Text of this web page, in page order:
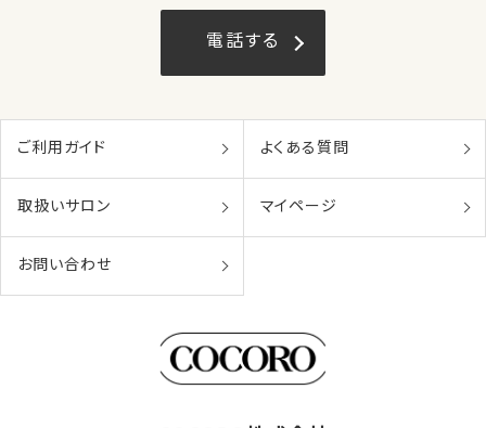
電話する
ご利用ガイド よくある質問
取扱いサロン マイページ
お問い合わせ